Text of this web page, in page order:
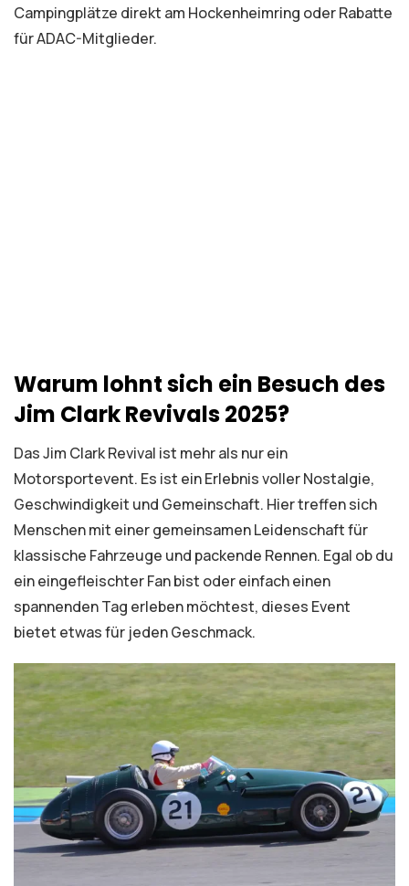
Campingplätze direkt am Hockenheimring oder Rabatte
für ADAC-Mitglieder.
Warum lohnt sich ein Besuch des
Jim Clark Revivals 2025?
Das Jim Clark Revival ist mehr als nur ein
Motorsportevent. Es ist ein Erlebnis voller Nostalgie,
Geschwindigkeit und Gemeinschaft. Hier treffen sich
Menschen mit einer gemeinsamen Leidenschaft für
klassische Fahrzeuge und packende Rennen. Egal ob du
ein eingefleischter Fan bist oder einfach einen
spannenden Tag erleben möchtest, dieses Event
bietet etwas für jeden Geschmack.